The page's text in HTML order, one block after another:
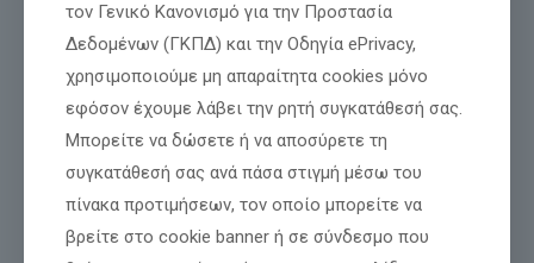
τον Γενικό Κανονισμό για την Προστασία
Δεδομένων (ΓΚΠΔ) και την Οδηγία ePrivacy,
χρησιμοποιούμε μη απαραίτητα cookies μόνο
εφόσον έχουμε λάβει την ρητή συγκατάθεσή σας.
Μπορείτε να δώσετε ή να αποσύρετε τη
συγκατάθεσή σας ανά πάσα στιγμή μέσω του
πίνακα προτιμήσεων, τον οποίο μπορείτε να
βρείτε στο cookie banner ή σε σύνδεσμο που